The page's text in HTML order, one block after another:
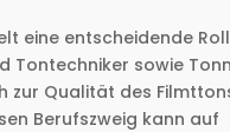
eine entscheidende
Tontechniker sowie
Qualität des
Berufszweig kann auf